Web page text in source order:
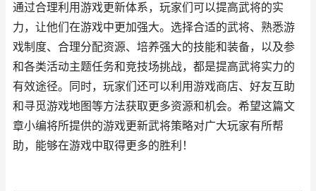
通过合理利用游戏更新体系，玩家们可以提高武将的实
力，让他们在游戏中更加强大。选择合适的武将、熟悉游
戏制度、合理分配资源、培养强大的技能和装备，以及参
和各类活动主题任务和竞技场挑战，都是提高武将实力的
有效途径。同时，玩家们还可以利用游戏商店、好友互助
和寻觅游戏地图等方法获取更多资源和机会。希望这篇文
章小编将所提供的游戏更新武将策略对广大玩家有所帮
助，能够在游戏中取得更多的胜利！